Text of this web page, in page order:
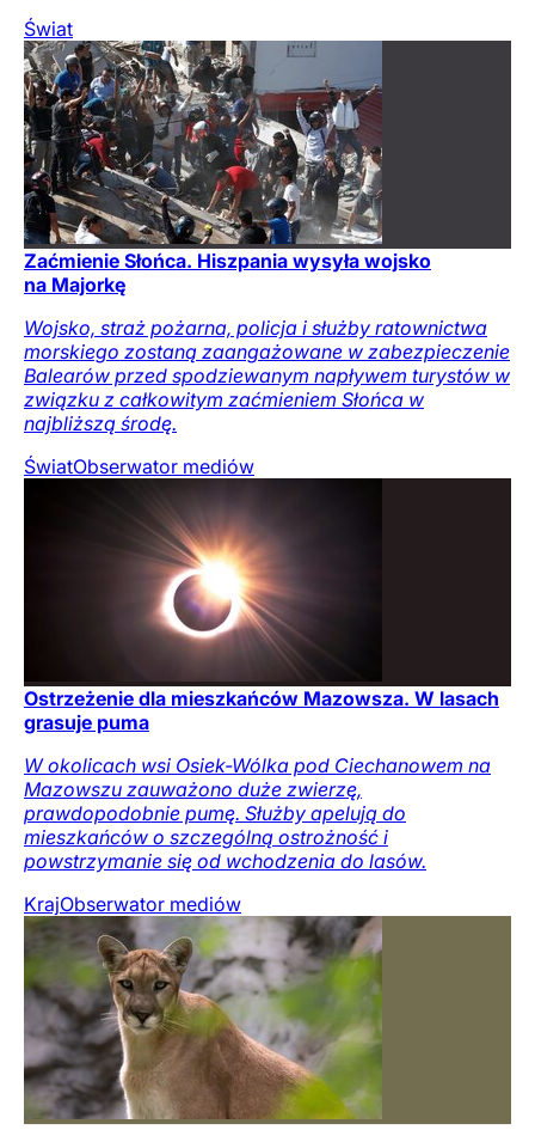
Świat
Zaćmienie Słońca. Hiszpania wysyła wojsko
na Majorkę
Wojsko, straż pożarna, policja i służby ratownictwa
morskiego zostaną zaangażowane w zabezpieczenie
Balearów przed spodziewanym napływem turystów w
związku z całkowitym zaćmieniem Słońca w
najbliższą środę.
ŚwiatObserwator mediów
Ostrzeżenie dla mieszkańców Mazowsza. W lasach
grasuje puma
W okolicach wsi Osiek-Wólka pod Ciechanowem na
Mazowszu zauważono duże zwierzę,
prawdopodobnie pumę. Służby apelują do
mieszkańców o szczególną ostrożność i
powstrzymanie się od wchodzenia do lasów.
KrajObserwator mediów